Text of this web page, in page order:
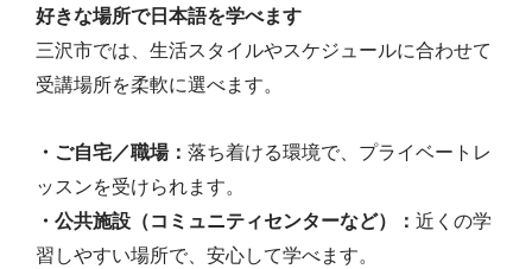
好きな場所で日本語を学べます
三沢市では、生活スタイルやスケジュールに合わせて
受講場所を柔軟に選べます。
・ご自宅／職場： 落ち着ける環境で、プライベートレ
ッスンを受けられます。
・公共施設（コミュニティセンターなど）： 近くの学
習しやすい場所で、安心して学べます。